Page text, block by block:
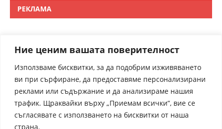
Ние ценим вашата поверителност
Използваме бисквитки, за да подобрим изживяването
ви при сърфиране, да предоставяме персонализирани
реклами или съдържание и да анализираме нашия
трафик. Щраквайки върху „Приемам всички“, вие се
съгласявате с използването на бисквитки от наша
страна.
РЕКЛАМА